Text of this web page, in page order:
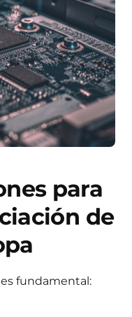
para
de
fundamental: